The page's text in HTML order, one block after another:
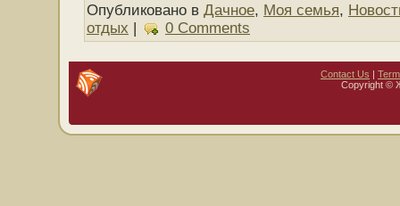
Опубликовано в Дачное, Моя семья,
отдых | 0 Comments
Contact Us |
Copyright ©